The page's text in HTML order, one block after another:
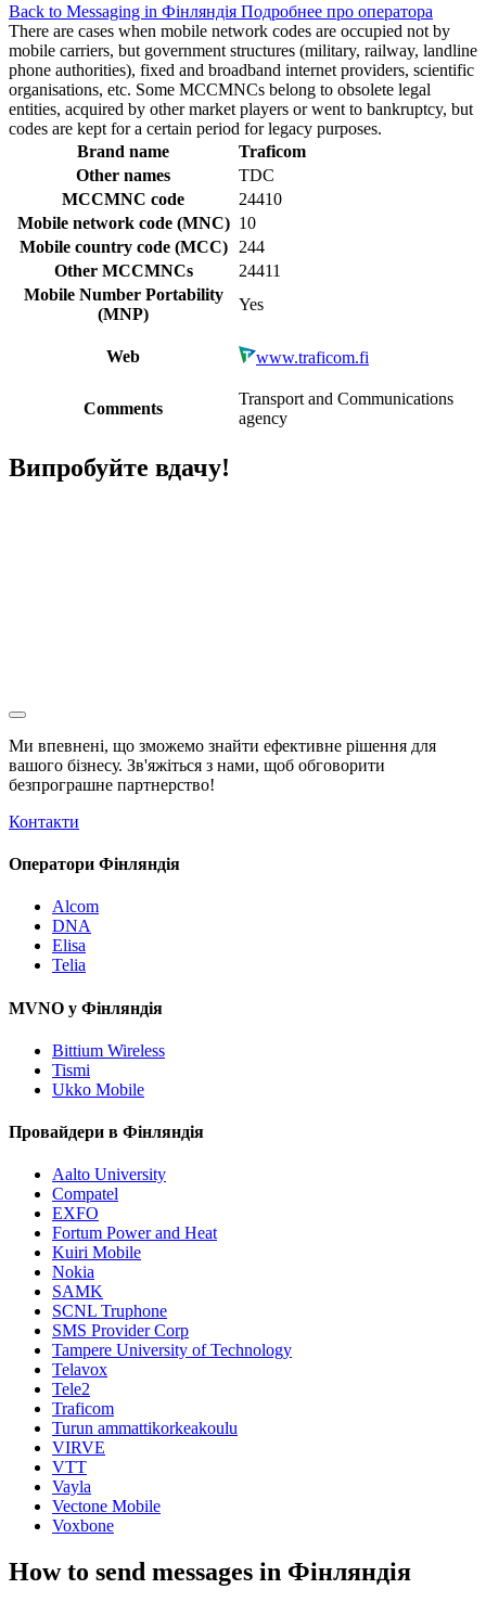
Back to Messaging in Фінляндія Подробнее про оператора
There are cases when mobile network codes are occupied not by
mobile carriers, but government structures (military, railway, landline
phone authorities), fixed and broadband internet providers, scientific
organisations, etc. Some MCCMNCs belong to obsolete legal
entities, acquired by other market players or went to bankruptcy, but
codes are kept for a certain period for legacy purposes.
Brand name
Traficom
Other names
TDC
MCCMNC code
24410
Mobile network code (MNC) 10
Mobile country code (MCC)
244
Other MCCMNCs
24411
Mobile Number Portability
(MNP)
Yes
Web www.traficom.fi
Comments
Transport and Communications
agency
Випробуйте вдачу!
Ми впевнені, що зможемо знайти ефективне рішення для
вашого бізнесу. Зв'яжіться з нами, щоб обговорити
безпрограшне партнерство!
Контакти
Оператори Фінляндія
Alcom
DNA
Elisa
Telia
MVNO у Фінляндія
Bittium Wireless
Tismi
Ukko Mobile
Провайдери в Фінляндія
Aalto University
Compatel
EXFO
Fortum Power and Heat
Kuiri Mobile
Nokia
SAMK
SCNL Truphone
SMS Provider Corp
Tampere University of Technology
Telavox
Tele2
Traficom
Turun ammattikorkeakoulu
VIRVE
VTT
Vayla
Vectone Mobile
Voxbone
How to send messages in Фінляндія